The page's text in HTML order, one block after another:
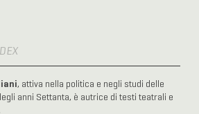
, attiva nella politica e negli studi delle
anni Settanta, è autrice di testi teatrali e